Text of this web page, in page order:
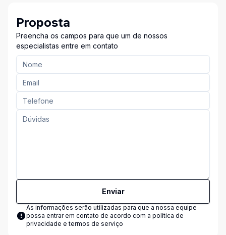
Proposta
Preencha os campos para que um de nossos
especialistas entre em contato
Enviar
As informações serão utilizadas para que a nossa equipe
possa entrar em contato de acordo com a política de
privacidade e termos de serviço